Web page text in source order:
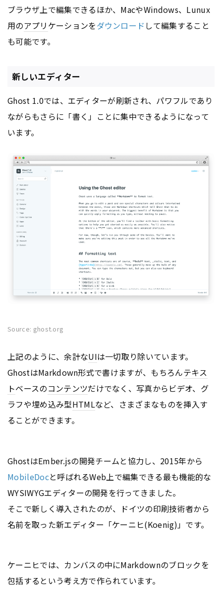
ブラウザ上で編集できるほか、MacやWindows、Lunux
用のアプリ ケーションをダウンロード して編集すること
も可能です。
新しいエディター
Ghost 1.0では、エディターが刷新され、パワフルであり
ながらもさらに「書く」ことに集中できるようになって
います。
Source: ghost.org
上記のように、余計なUIは一切取り除いています。
GhostはMarkdown形式で書けますが、もちろんテキス
トベースのコンテンツだけでなく、写真からビデオ、グ
ラフや埋め込み型HTMLなど、さまざまなものを挿入す
ることができます。
GhostはEmber.jsの開発チームと協力し、2015年から
MobileDocと呼ばれるWeb上で編集できる最も機能的な
WYSIWYGエディターの開発を行ってきました。
そこで新しく導入されたのが、ドイツの印刷技術者から
名前を取った新エディター「ケーニヒ(Koenig)」です。
ケーニヒでは、カンバスの中にMarkdownのブロックを
包括するという考え方で作られています。